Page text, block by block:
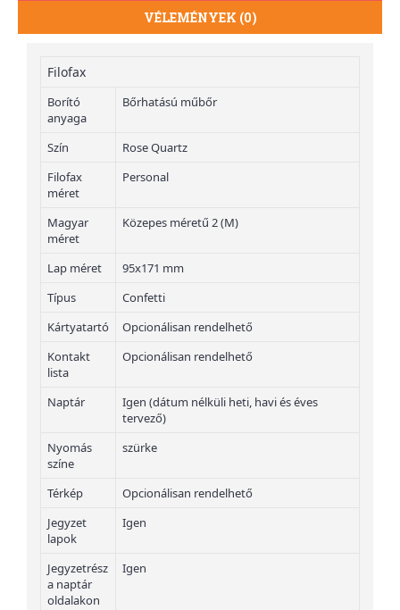
VÉLEMÉNYEK (0)
Filofax
Borító
anyaga
Bőrhatású műbőr
Szín
Rose Quartz
Filofax
méret
Personal
Magyar
méret
Közepes méretű 2 (M)
Lap méret
95x171 mm
Típus
Confetti
Kártyatartó
Opcionálisan rendelhető
Kontakt
lista
Opcionálisan rendelhető
Naptár
Igen (dátum nélküli heti, havi és éves
tervező)
Nyomás
színe
szürke
Térkép
Opcionálisan rendelhető
Jegyzet
lapok
Igen
Jegyzetrész
a naptár
oldalakon
Igen